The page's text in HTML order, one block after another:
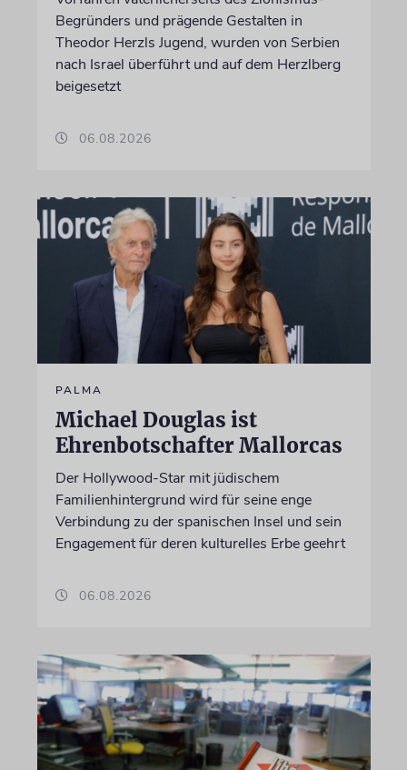
Begründers und prägende Gestalten in
Theodor Herzls Jugend, wurden von Serbien
nach Israel überführt und auf dem Herzlberg
beigesetzt
06.08.2026
PALMA
Michael Douglas ist
Ehrenbotschafter Mallorcas
Der Hollywood-Star mit jüdischem
Familienhintergrund wird für seine enge
Verbindung zu der spanischen Insel und sein
Engagement für deren kulturelles Erbe geehrt
06.08.2026